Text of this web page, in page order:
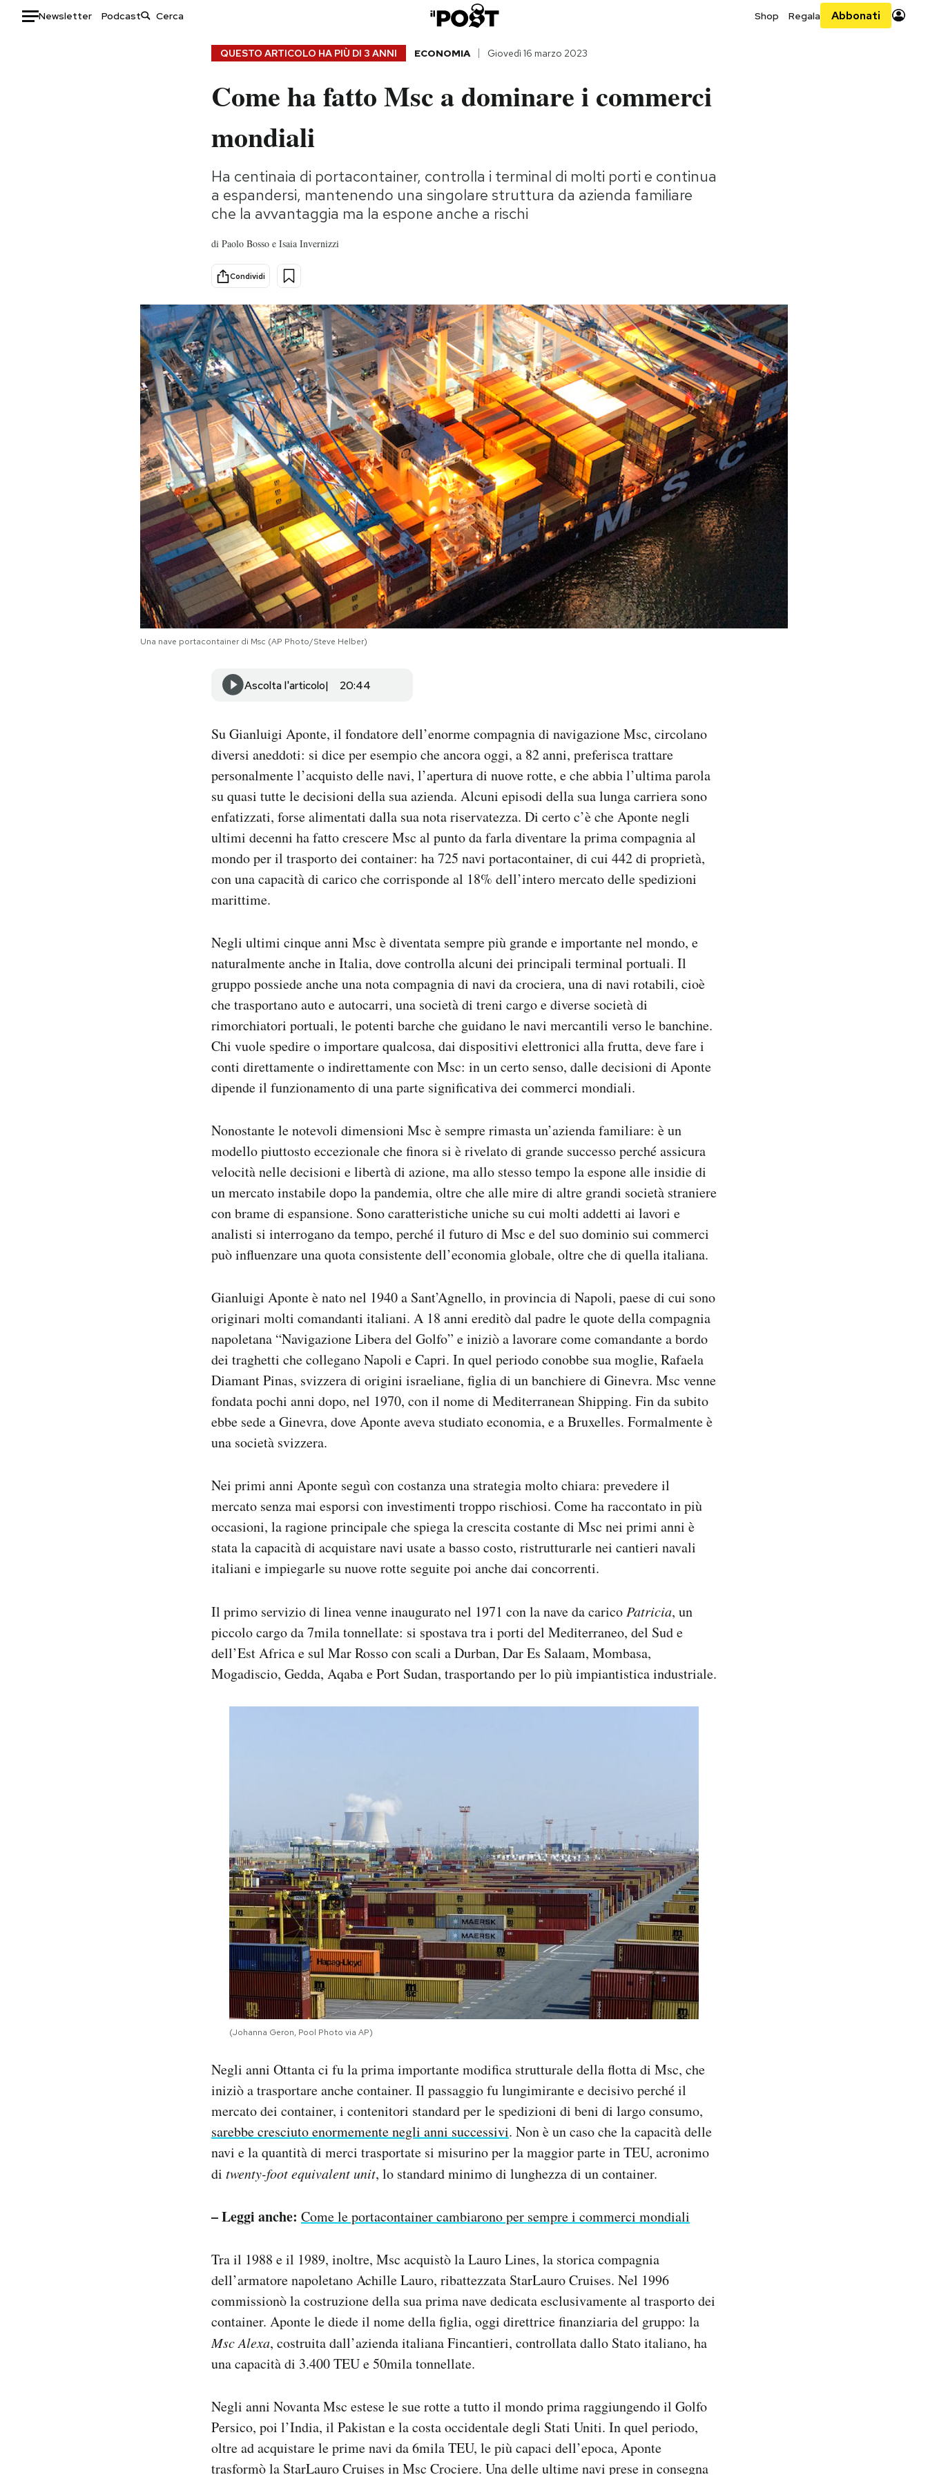
Newsletter Podcast Shop Regala Abbonati
Storie/Idee
Ok Boomer!
Mondiali calcio 2026
AREA PERSONALE
QUESTO ARTICOLO HA PIÙ DI 3 ANNI ECONOMIA Giovedì 16 marzo 2023
Come ha fatto Msc a dominare i commerci
mondiali
Ha centinaia di portacontainer, controlla i terminal di molti porti e continua
a espandersi, mantenendo una singolare struttura da azienda familiare
che la avvantaggia ma la espone anche a rischi
di Paolo Bosso e Isaia Invernizzi
Condividi
Una nave portacontainer di Msc (AP Photo/Steve Helber)
Ascolta l'articolo 20:44
Su Gianluigi Aponte, il fondatore dell’enorme compagnia di navigazione Msc, circolano
diversi aneddoti: si dice per esempio che ancora oggi, a 82 anni, preferisca trattare
personalmente l’acquisto delle navi, l’apertura di nuove rotte, e che abbia l’ultima parola
su quasi tutte le decisioni della sua azienda. Alcuni episodi della sua lunga carriera sono
enfatizzati, forse alimentati dalla sua nota riservatezza. Di certo c’è che Aponte negli
ultimi decenni ha fatto crescere Msc al punto da farla diventare la prima compagnia al
mondo per il trasporto dei container: ha 725 navi portacontainer, di cui 442 di proprietà,
con una capacità di carico che corrisponde al 18% dell’intero mercato delle spedizioni
marittime.
Negli ultimi cinque anni Msc è diventata sempre più grande e importante nel mondo, e
naturalmente anche in Italia, dove controlla alcuni dei principali terminal portuali. Il
gruppo possiede anche una nota compagnia di navi da crociera, una di navi rotabili, cioè
che trasportano auto e autocarri, una società di treni cargo e diverse società di
rimorchiatori portuali, le potenti barche che guidano le navi mercantili verso le banchine.
Chi vuole spedire o importare qualcosa, dai dispositivi elettronici alla frutta, deve fare i
conti direttamente o indirettamente con Msc: in un certo senso, dalle decisioni di Aponte
dipende il funzionamento di una parte significativa dei commerci mondiali.
Nonostante le notevoli dimensioni Msc è sempre rimasta un’azienda familiare: è un
modello piuttosto eccezionale che finora si è rivelato di grande successo perché assicura
velocità nelle decisioni e libertà di azione, ma allo stesso tempo la espone alle insidie di
un mercato instabile dopo la pandemia, oltre che alle mire di altre grandi società straniere
con brame di espansione. Sono caratteristiche uniche su cui molti addetti ai lavori e
analisti si interrogano da tempo, perché il futuro di Msc e del suo dominio sui commerci
può influenzare una quota consistente dell’economia globale, oltre che di quella italiana.
Gianluigi Aponte è nato nel 1940 a Sant’Agnello, in provincia di Napoli, paese di cui sono
originari molti comandanti italiani. A 18 anni ereditò dal padre le quote della compagnia
napoletana “Navigazione Libera del Golfo” e iniziò a lavorare come comandante a bordo
dei traghetti che collegano Napoli e Capri. In quel periodo conobbe sua moglie, Rafaela
Diamant Pinas, svizzera di origini israeliane, figlia di un banchiere di Ginevra. Msc venne
fondata pochi anni dopo, nel 1970, con il nome di Mediterranean Shipping. Fin da subito
ebbe sede a Ginevra, dove Aponte aveva studiato economia, e a Bruxelles. Formalmente è
una società svizzera.
Nei primi anni Aponte seguì con costanza una strategia molto chiara: prevedere il
mercato senza mai esporsi con investimenti troppo rischiosi. Come ha raccontato in più
occasioni, la ragione principale che spiega la crescita costante di Msc nei primi anni è
stata la capacità di acquistare navi usate a basso costo, ristrutturarle nei cantieri navali
italiani e impiegarle su nuove rotte seguite poi anche dai concorrenti.
Il primo servizio di linea venne inaugurato nel 1971 con la nave da caricoPatricia, un
piccolo cargo da 7mila tonnellate: si spostava tra i porti del Mediterraneo, del Sud e
dell’Est Africa e sul Mar Rosso con scali a Durban, Dar Es Salaam, Mombasa,
Mogadiscio, Gedda, Aqaba e Port Sudan, trasportando per lo più impiantistica industriale.
(Johanna Geron, Pool Photo via AP)
Negli anni Ottanta ci fu la prima importante modifica strutturale della flotta di Msc, che
iniziò a trasportare anche container. Il passaggio fu lungimirante e decisivo perché il
mercato dei container, i contenitori standard per le spedizioni di beni di largo consumo,
sarebbe cresciuto enormemente negli anni successivi. Non è un caso che la capacità delle
navi e la quantità di merci trasportate si misurino per la maggior parte in TEU, acronimo
di twenty-foot equivalent unit, lo standard minimo di lunghezza di un container.
– Leggi anche: Come le portacontainer cambiarono per sempre i commerci mondiali
Tra il 1988 e il 1989, inoltre, Msc acquistò la Lauro Lines, la storica compagnia
dell’armatore napoletano Achille Lauro, ribattezzata StarLauro Cruises. Nel 1996
commissionò la costruzione della sua prima nave dedicata esclusivamente al trasporto dei
container. Aponte le diede il nome della figlia, oggi direttrice finanziaria del gruppo: la
Msc Alexa, costruita dall’azienda italiana Fincantieri, controllata dallo Stato italiano, ha
una capacità di 3.400 TEU e 50mila tonnellate.
Negli anni Novanta Msc estese le sue rotte a tutto il mondo prima raggiungendo il Golfo
Persico, poi l’India, il Pakistan e la costa occidentale degli Stati Uniti. In quel periodo,
oltre ad acquistare le prime navi da 6mila TEU, le più capaci dell’epoca, Aponte
trasformò la StarLauro Cruises in Msc Crociere. Una delle ultime navi prese in consegna